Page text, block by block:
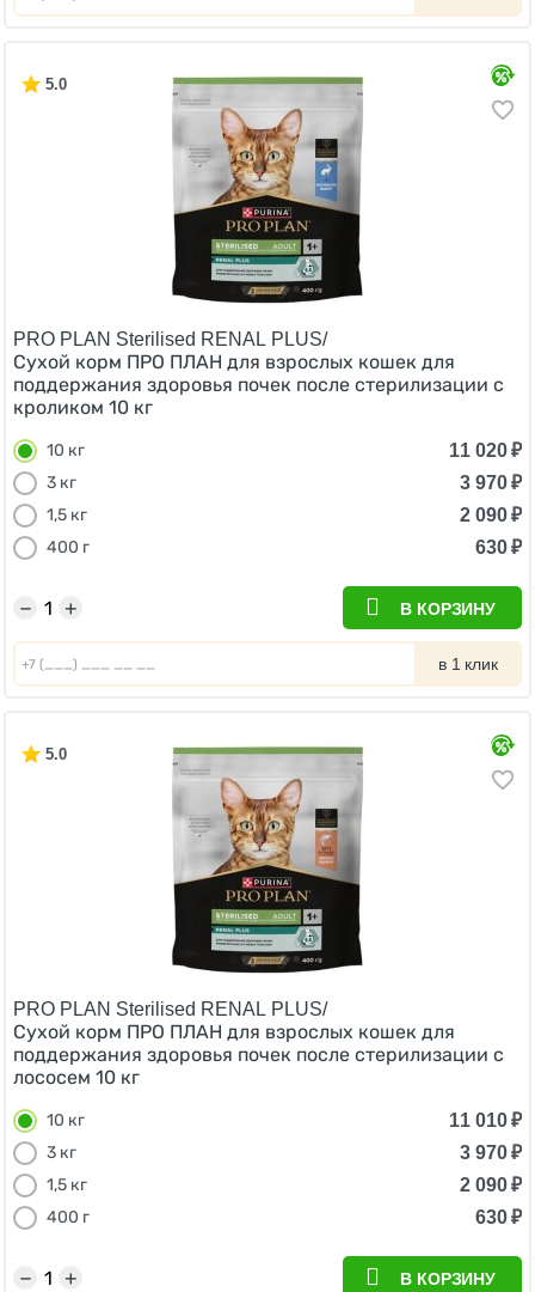
5.0
PRO PLAN Sterilised RENAL PLUS/
Сухой корм ПРО ПЛАН для взрослых кошек для
поддержания здоровья почек после стерилизации с
кроликом 10 кг
10 кг 11 020₽
3 кг
3 970₽
1,5 кг
2 090₽
400 г
630₽
+
− В КОРЗИНУ
в 1 клик
5.0
PRO PLAN Sterilised RENAL PLUS/
Сухой корм ПРО ПЛАН для взрослых кошек для
поддержания здоровья почек после стерилизации с
лососем 10 кг
10 кг 11 010₽
3 кг
3 970₽
1,5 кг
2 090₽
400 г
630₽
+
− В КОРЗИНУ